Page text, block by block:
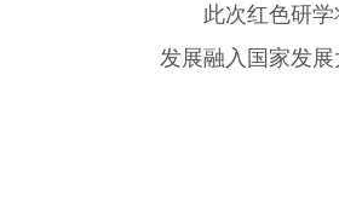
此次红色研
发展融入国家发